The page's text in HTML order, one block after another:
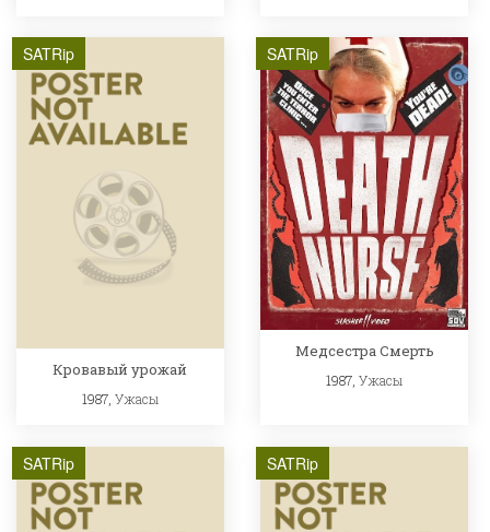
SATRip
Кровавый урожай
1987, Ужасы
SATRip
Медсестра Смерть
1987,Ужасы
SATRip SATRip